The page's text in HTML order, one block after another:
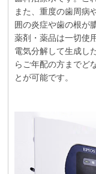
また、重度の歯周病
囲の炎症や歯の根が
薬剤・薬品は一切使
電気分解して生成し
らご年配の方までど
とが可能です。